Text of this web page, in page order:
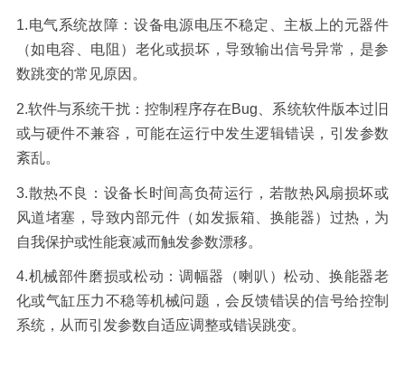
1.电气系统故障： 设备电源电压不稳定、主板上的元器件
（如电容、电阻）老化或损坏，导致输出信号异常，是参
数跳变的常见原因。
2.软件与系统干扰： 控制程序存在Bug 、系统软件版本过旧
或与硬件不兼容，可能在运行中发生逻辑错误，引发参数
紊乱。
3.散热不良： 设备长时间高负荷运行，若散热风扇损坏或
风道堵塞，导致内部元件（如发振箱、换能器）过热，为
自我保护或性能衰减而触发参数漂移。
4.机械部件磨损或松动： 调幅器（喇叭）松动、换能器老
化或气缸压力不稳等机械问题，会反馈错误的信号给控制
系统，从而引发参数自适应调整或错误跳变。